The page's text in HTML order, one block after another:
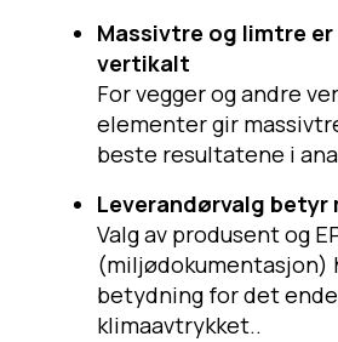
Massivtre og limtre
vertikalt
For vegger og andre
elementer gir
beste resultatene i
Leverandørvalg betyr
Valg av produsent og
(miljødokumentasjon)
betydning for det
klimaavtrykket..